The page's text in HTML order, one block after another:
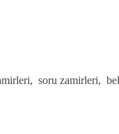
soru zamirleri,